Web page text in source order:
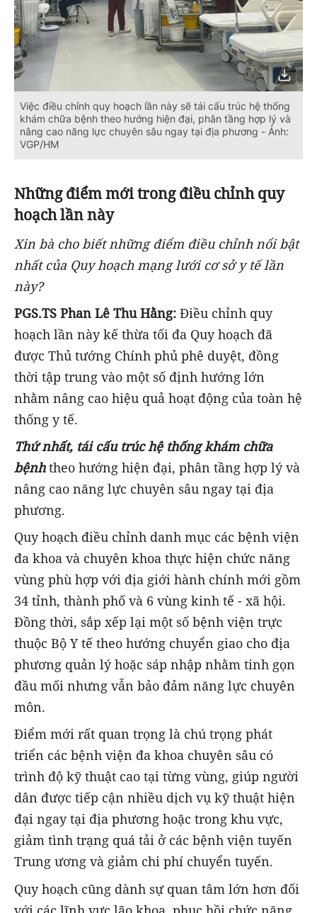
Việc điều chỉnh quy hoạch lần này sẽ tái cấu trúc hệ thống
khám chữa bệnh theo hướng hiện đại, phân tầng hợp lý và
nâng cao năng lực chuyên sâu ngay tại địa phương - Ảnh:
VGP/HM
Những điểm mới trong điều chỉnh quy
hoạch lần này
Xin bà cho biết những điểm điều chỉnh nổi bật
nhất của Quy hoạch mạng lưới cơ sở y tế lần
này?
PGS.TS Phan Lê Thu Hằng: Điều chỉnh quy
hoạch lần này kế thừa tối đa Quy hoạch đã
được Thủ tướng Chính phủ phê duyệt, đồng
thời tập trung vào một số định hướng lớn
nhằm nâng cao hiệu quả hoạt động của toàn hệ
thống y tế.
Thứ nhất, tái cấu trúc hệ thống khám chữa
bệnhtheo hướng hiện đại, phân tầng hợp lý và
nâng cao năng lực chuyên sâu ngay tại địa
phương.
Quy hoạch điều chỉnh danh mục các bệnh viện
đa khoa và chuyên khoa thực hiện chức năng
vùng phù hợp với địa giới hành chính mới gồm
34 tỉnh, thành phố và 6 vùng kinh tế - xã hội.
Đồng thời, sắp xếp lại một số bệnh viện trực
thuộc Bộ Y tế theo hướng chuyển giao cho địa
phương quản lý hoặc sáp nhập nhằm tinh gọn
đầu mối nhưng vẫn bảo đảm năng lực chuyên
môn.
Điểm mới rất quan trọng là chú trọng phát
triển các bệnh viện đa khoa chuyên sâu có
trình độ kỹ thuật cao tại từng vùng, giúp người
dân được tiếp cận nhiều dịch vụ kỹ thuật hiện
đại ngay tại địa phương hoặc trong khu vực,
giảm tình trạng quá tải ở các bệnh viện tuyến
Trung ương và giảm chi phí chuyển tuyến.
Quy hoạch cũng dành sự quan tâm lớn hơn đối